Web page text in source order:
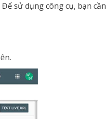
sử dụng công cụ, bạn cần